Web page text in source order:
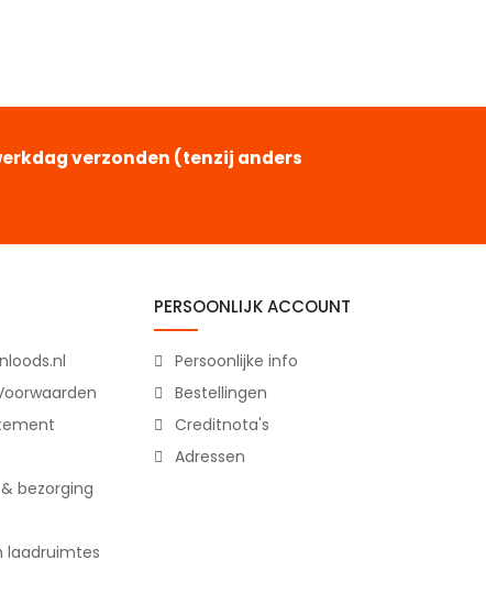
verzonden (tenzij anders
bezorging
laadruimtes
PERSOONLIJK ACCOUNT
Persoonlijke info
Bestellingen
Creditnota's
Adressen